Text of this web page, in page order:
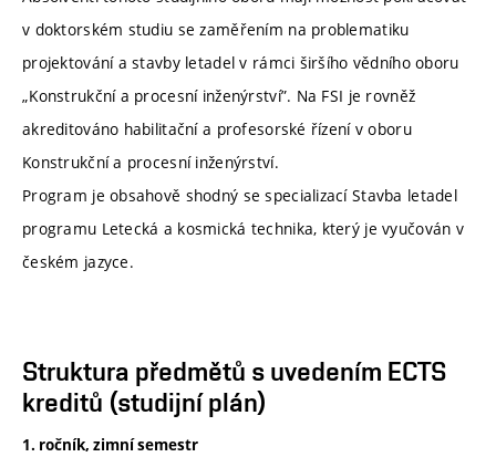
v doktorském studiu se zaměřením na problematiku
projektování a stavby letadel v rámci širšího vědního oboru
„Konstrukční a procesní inženýrství”. Na FSI je rovněž
akreditováno habilitační a profesorské řízení v oboru
Konstrukční a procesní inženýrství.
Program je obsahově shodný se specializací Stavba letadel
programu Letecká a kosmická technika, který je vyučován v
českém jazyce.
Struktura předmětů s uvedením ECTS
kreditů (studijní plán)
1. ročník, zimní semestr